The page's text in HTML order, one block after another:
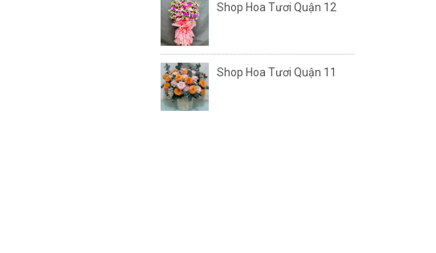
Shop Hoa Tươi Quận 12
Shop Hoa Tươi Quận 11